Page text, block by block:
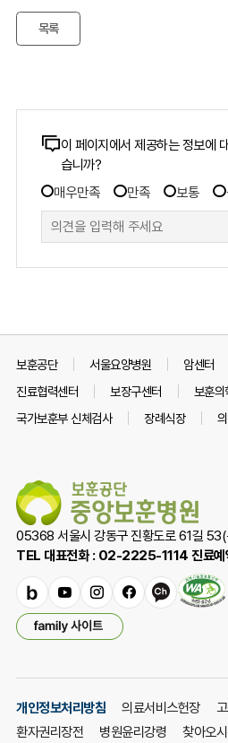
목록
콘
츠
만
족
이 페이지에서 제공하는 정보에
습니까?
만
족
조
매우만족 만족 보통
보훈공단 서울요양병원 암센터
진료협력센터
보장구센터
보훈의
국가보훈부 신체검사
장례식장
05368 서울시 강동구 진황도로 61길
TEL 대표전화 : 02-2225-1114 진료
밴
드
유
튜
브
인
스
타
램
페
카
널
패
밀
사
트
열
개인정보처리방침 의료서비스헌장
환자권리장전
병원윤리강령 찾아오